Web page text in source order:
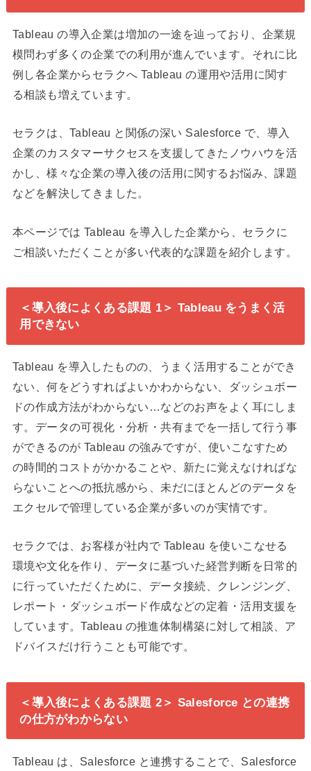
Tableau の導入企業は増加の一途を辿っており、企業規
模問わず多くの企業での利用が進んでいます。それに比
例し各企業からセラクへ Tableau の運用や活用に関す
る相談も増えています。
セラクは、Tableau と関係の深い Salesforce で、導入
企業のカスタマーサクセスを支援してきたノウハウを活
かし、様々な企業の導入後の活用に関するお悩み、課題
などを解決してきました。
本ページでは Tableau を導入した企業から、セラクに
ご相談いただくことが多い代表的な課題を紹介します。
＜導入後によくある課題 1＞ Tableau をうまく活
用できない
Tableau を導入したものの、うまく活用することができ
ない、何をどうすればよいかわからない、ダッシュボー
ドの作成方法がわからない…などのお声をよく耳にしま
す。データの可視化・分析・共有までを一括して行う事
ができるのが Tableau の強みですが、使いこなすため
の時間的コストがかかることや、新たに覚えなければな
らないことへの抵抗感から、未だにほとんどのデータを
エクセルで管理している企業が多いのが実情です。
セラクでは、お客様が社内で Tableau を使いこなせる
環境や文化を作り、データに基づいた経営判断を日常的
に行っていただくために、データ接続、クレンジング、
レポート・ダッシュボード作成などの定着・活用支援を
しています。Tableau の推進体制構築に対して相談、ア
ドバイスだけ行うことも可能です。
＜導入後によくある課題 2＞ Salesforce との連携
の仕方がわからない
Tableau は、Salesforce と連携することで、Salesforce